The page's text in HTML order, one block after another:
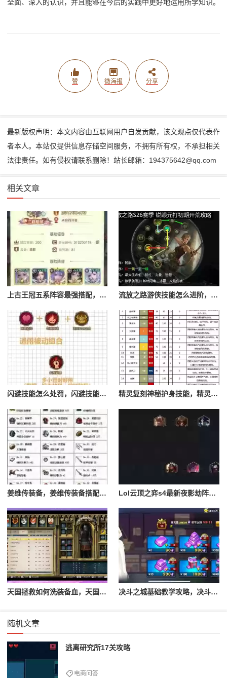
全面、深入的认识，并且能够在今后的实践中更好地运用所学知识。
赞 微海报 分享
最新版权声明：本文内容由互联网用户自发贡献，该文观点仅代表作
者本人。本站仅提供信息存储空间服务，不拥有所有权，不承担相关
法律责任。如有侵权请联系删除！站长邮箱：194375642@qq.com
相关文章
上古王冠五系阵容最强搭配，上古王冠五星排行 流放之路游侠技能怎么进阶，流放之路游侠技能怎么进阶的
闪避技能怎么处罚，闪避技能怎么处罚队友 精灵复刻神秘护身技能，精灵复刻攻略
姜维传装备，姜维传装备搭配一览表最新 Lol云顶之弈s4最新夜影劫阵容搭配，云顶之奕夜影劫阵容
天国拯救如何洗装备血，天国拯救怎么洗衣服 决斗之城基础教学攻略，决斗之城教学攻略2111
随机文章
逃离研究所17关攻略
电商问答